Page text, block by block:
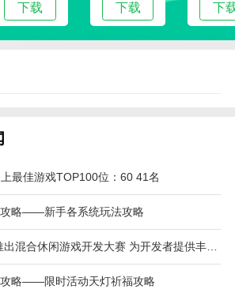
音、视频、图形等方式聊天互动，
也可以轻松聊天互动，在线上来交
意的在线交友神器！在这里可以认识
聊的话，还能在线玩小游戏，大家
帮你认识更多人
很有趣的社交app，可以帮助你扩
下载 下载 下
最佳游戏TOP100位：60 41名
攻略——新手各系统玩法攻略
Supersonic 推出混合休闲游戏开发大赛 为开发者提供丰厚资金支持与专家指导
攻略——限时活动天灯祈福攻略